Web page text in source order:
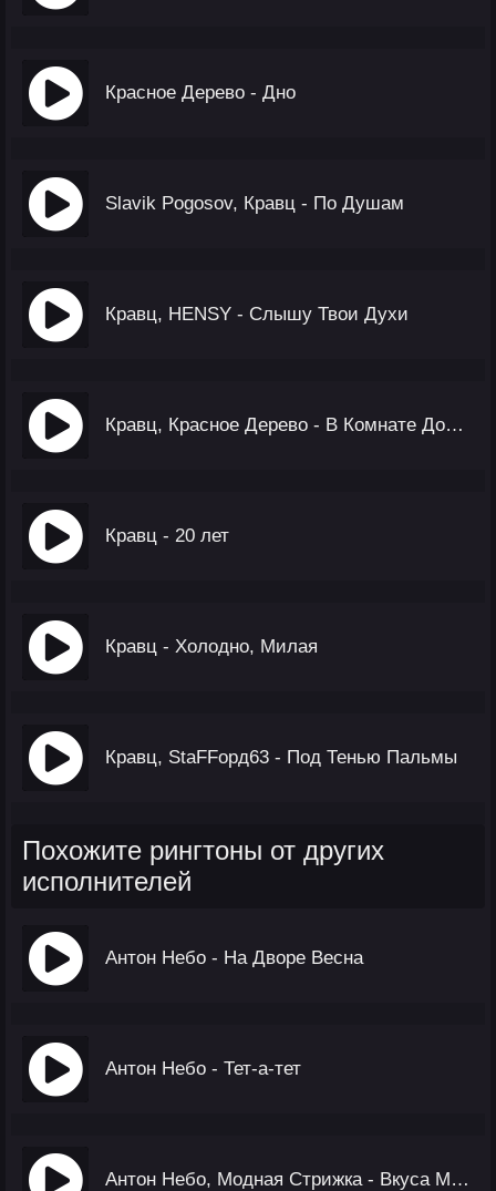
Красное Дерево - Дно
Slavik Pogosov, Кравц - По Душам
Кравц, HENSY - Слышу Твои Духи
Кравц, Красное Дерево - В Комнате Дождь
Кравц - 20 лет
Кравц - Холодно, Милая
Кравц, StaFFорд63 - Под Тенью Пальмы
Похожите рингтоны от других
исполнителей
Антон Небо - На Дворе Весна
Антон Небо - Тет-а-тет
Антон Небо, Модная Стрижка - Вкуса Мармелада